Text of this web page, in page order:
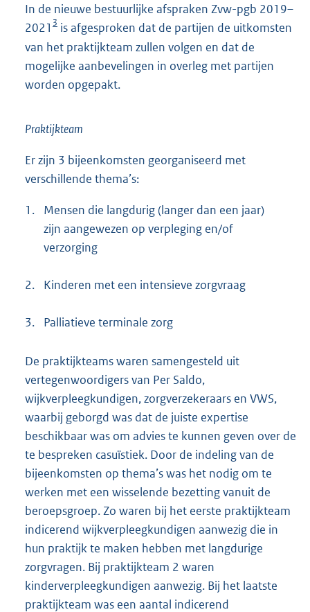
In de nieuwe bestuurlijke afspraken Zvw-pgb 2019–
2021 3 is afgesproken dat de partijen de uitkomsten
van het praktijkteam zullen volgen en dat de
mogelijke aanbevelingen in overleg met partijen
worden opgepakt.
Praktijkteam
Er zijn 3 bijeenkomsten georganiseerd met
verschillende thema’s:
1.
Mensen die langdurig (langer dan een jaar)
zijn aangewezen op verpleging en/of
verzorging
2. Kinderen met een intensieve zorgvraag
3. Palliatieve terminale zorg
De praktijkteams waren samengesteld uit
vertegenwoordigers van Per Saldo,
wijkverpleegkundigen, zorgverzekeraars en VWS,
waarbij geborgd was dat de juiste expertise
beschikbaar was om advies te kunnen geven over de
te bespreken casuïstiek. Door de indeling van de
bijeenkomsten op thema’s was het nodig om te
werken met een wisselende bezetting vanuit de
beroepsgroep. Zo waren bij het eerste praktijkteam
indicerend wijkverpleegkundigen aanwezig die in
hun praktijk te maken hebben met langdurige
zorgvragen. Bij praktijkteam 2 waren
kinderverpleegkundigen aanwezig. Bij het laatste
praktijkteam was een aantal indicerend